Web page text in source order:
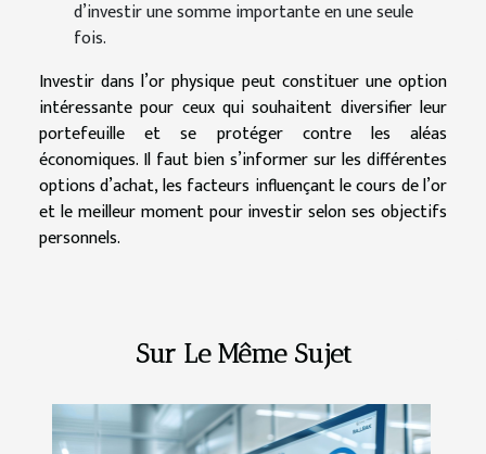
d’investir une somme importante en une seule
fois.
Investir dans l’or physique peut constituer une option
intéressante pour ceux qui souhaitent diversifier leur
portefeuille et se protéger contre les aléas
économiques. Il faut bien s’informer sur les différentes
options d’achat, les facteurs influençant le cours de l’or
et le meilleur moment pour investir selon ses objectifs
personnels.
Sur Le Même Sujet